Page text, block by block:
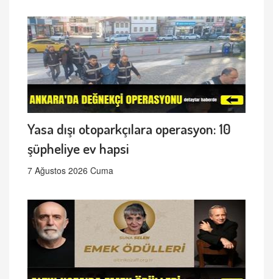
Yasa dışı otoparkçılara operasyon: 10
şüpheliye ev hapsi
7 Ağustos 2026 Cuma